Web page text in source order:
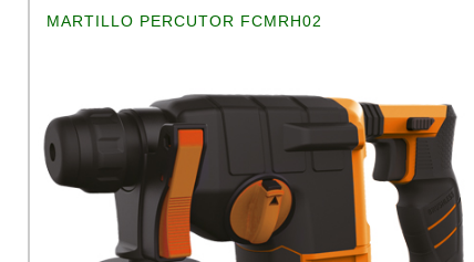
MARTILLO PERCUTOR FCMRH02